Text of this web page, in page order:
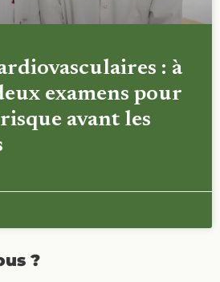
: à
examens pour
avant les
?